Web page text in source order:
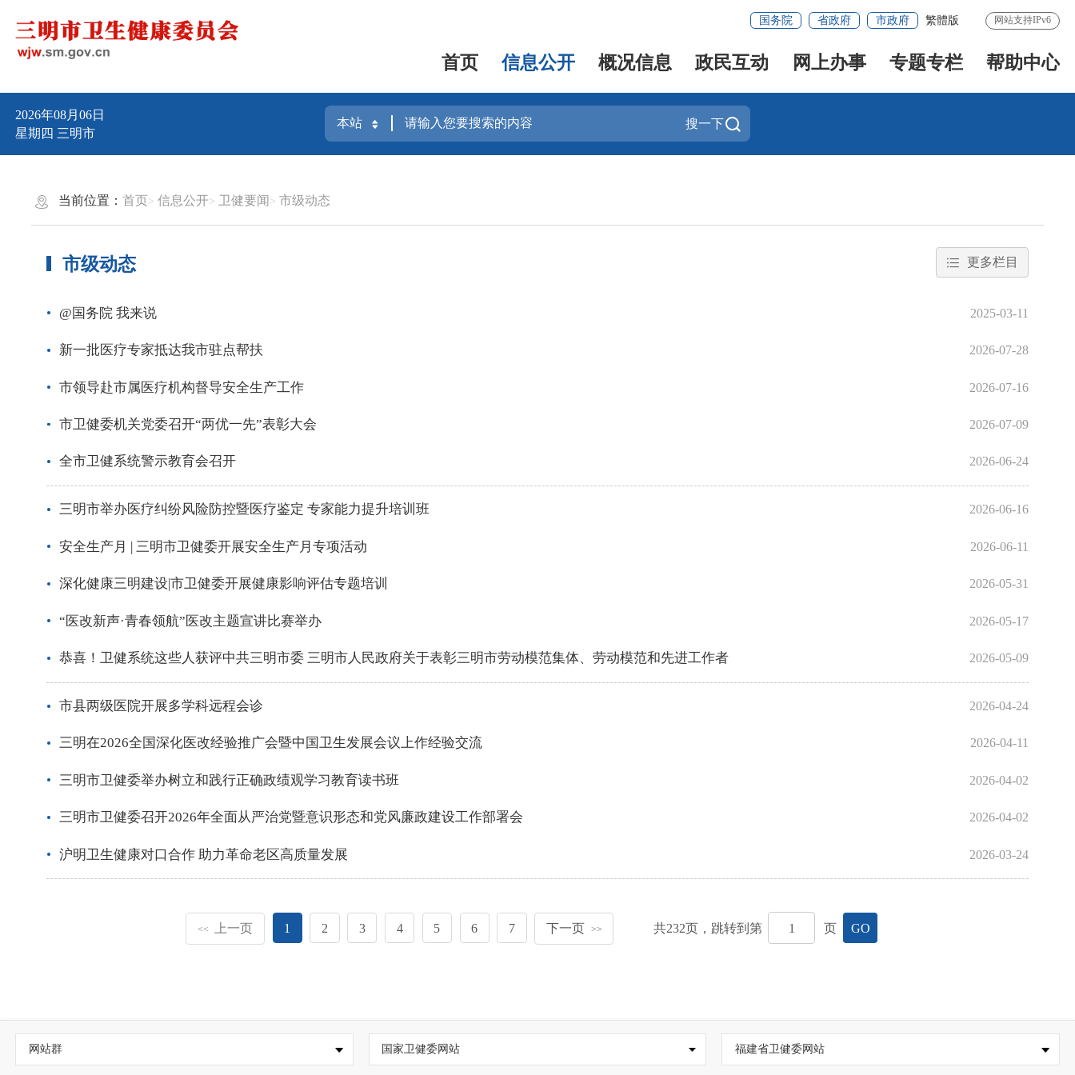
国务院 省政府 市政府 繁體版 网站支持IPv6
首页 信息公开 概况信息 政民互动 网上办事 专题专栏 帮助中心
2026年08月06日
星期四 三明市
搜一下
当前位置：首页 信息公开 卫健要闻 市级动态
市级动态 更多栏目
@国务院 我来说 2025-03-11
新一批医疗专家抵达我市驻点帮扶 2026-07-28
市领导赴市属医疗机构督导安全生产工作 2026-07-16
市卫健委机关党委召开“两优一先”表彰大会 2026-07-09
全市卫健系统警示教育会召开 2026-06-24
三明市举办医疗纠纷风险防控暨医疗鉴定 专家能力提升培训班 2026-06-16
安全生产月 | 三明市卫健委开展安全生产月专项活动 2026-06-11
深化健康三明建设|市卫健委开展健康影响评估专题培训 2026-05-31
“医改新声·青春领航”医改主题宣讲比赛举办 2026-05-17
恭喜！卫健系统这些人获评中共三明市委 三明市人民政府关于表彰三明市劳动模范集体、劳动模范和先进工作者 2026-05-09
市县两级医院开展多学科远程会诊 2026-04-24
三明在2026全国深化医改经验推广会暨中国卫生发展会议上作经验交流 2026-04-11
三明市卫健委举办树立和践行正确政绩观学习教育读书班 2026-04-02
三明市卫健委召开2026年全面从严治党暨意识形态和党风廉政建设工作部署会 2026-04-02
沪明卫生健康对口合作 助力革命老区高质量发展 2026-03-24
<< 上一页 1 2 3 4 5 6 7 下一页 >> 共232页，跳转到第 页 GO
网站群 国家卫健委网站 福建省卫健委网站